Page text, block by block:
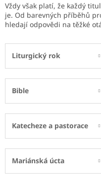
Vždy však platí, že každý
je. Od barevných příběhů
hledají odpovědi na těžké
Liturgický rok
Bible
Katecheze a pastorace
Mariánská úcta